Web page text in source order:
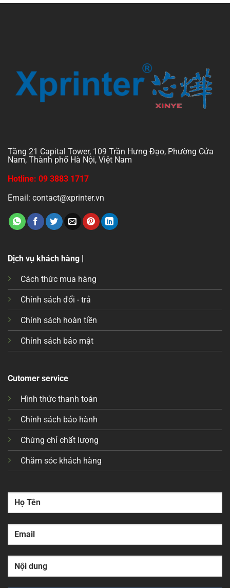
Tầng 21 Capital Tower, 109 Trần Hưng Đạo, Phường Cửa
Nam, Thành phố Hà Nội, Việt Nam
Hotline: 09 3883 1717
Email: contact@xprinter.vn
Dịch vụ khách hàng |
Cách thức mua hàng
Chính sách đổi - trả
Chính sách hoàn tiền
Chính sách bảo mật
Cutomer service
Hình thức thanh toán
Chính sách bảo hành
Chứng chỉ chất lượng
Chăm sóc khách hàng